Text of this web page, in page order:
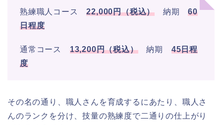
熟練職人コース22,000円（税込） 納期60
日程度
通常コース 13,200円（税込）納期 45日程
度
その名の通り、職人さんを育成するにあたり、職人さ
んのランクを分け、技量の熟練度で二通りの仕上がり